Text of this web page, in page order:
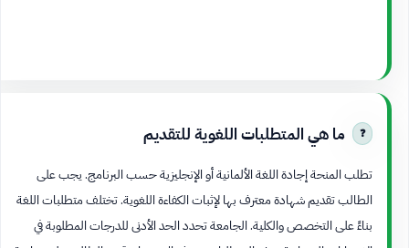
ما هي المتطلبات اللغوية للتقديم
تطلب المنحة إجادة اللغة الألمانية أو الإنجليزية حسب البرنامج. يجب على
الطالب تقديم شهادة معترف بها لإثبات الكفاءة اللغوية. تختلف متطلبات اللغة
بناءً على التخصص والكلية. الجامعة تحدد الحد الأدنى للدرجات المطلوبة في